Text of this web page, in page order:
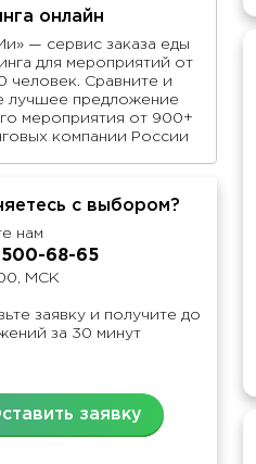
онлайн
— сервис заказа еды
для мероприятий от
человек. Сравните и
лучшее предложение
мероприятия от 900+
компании России
с выбором?
нам
68-65
МСК
заявку и получите до
за 30 минут
заявку